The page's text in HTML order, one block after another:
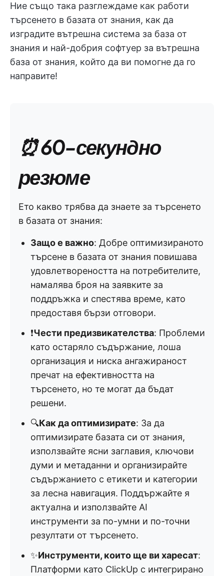
Ние също така разглеждаме как работи
търсенето в базата от знания, как да
изградите вътрешна система за база от
знания и най-добрия софтуер за вътрешна
база от знания, който да ви помогне да го
направите!
⏰ 60-секундно
резюме
Ето какво трябва да знаете за търсенето
в базата от знания:
Защо е важно: Добре оптимизираното
търсене в базата от знания повишава
удовлетвореността на потребителите,
намалява броя на заявките за
поддръжка и спестява време, като
предоставя бързи отговори.
❗Чести предизвикателства: Проблеми
като остаряло съдържание, лоша
организация и ниска ангажираност
пречат на ефективността на
търсенето, но те могат да бъдат
решени.
🔍Как да оптимизирате: За да
оптимизирате базата си от знания,
използвайте ясни заглавия, ключови
думи и метаданни и организирайте
съдържанието с етикети и категории
за лесна навигация. Поддържайте я
актуална и използвайте AI
инструменти за по-умни и по-точни
резултати от търсенето.
✨Инструменти, които ще ви харесат:
Платформи като ClickUp с интегрирано